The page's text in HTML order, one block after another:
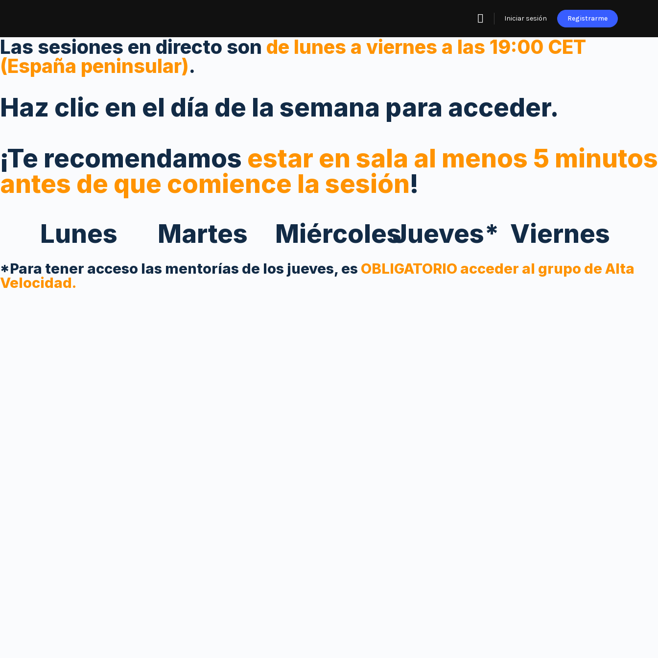
Iniciar sesión Registrarme
Las sesiones en directo son de lunes a viernes a las 19:00 CET
(España peninsular).
Haz clic en el día de la semana para acceder.
¡Te recomendamos estar en sala al menos 5 minutos
antes de que comience la sesión!
Lunes
Martes MiércolesJueves* Viernes
*Para tener acceso las mentorías de los jueves, es OBLIGATORIO acceder al grupo de Alta
Velocidad.